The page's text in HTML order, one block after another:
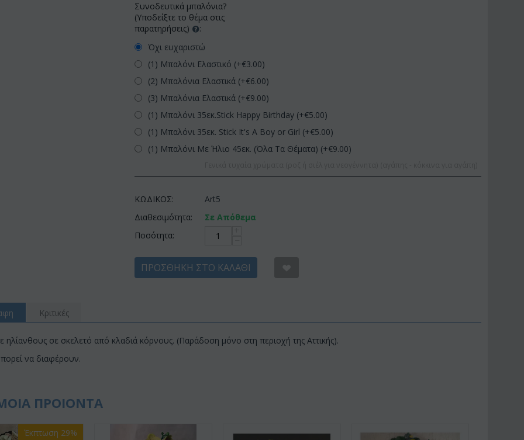
Συνοδευτικά μπαλόνια?
(Υποδείξτε το θέμα στις
παρατηρήσεις)
:
Όχι ευχαριστώ
(1) Μπαλόνι Ελαστικό (+€3.00)
(2) Μπαλόνια Ελαστικά (+€6.00)
(3) Μπαλόνια Ελαστικά (+€9.00)
(1) Μπαλόνι 35εκ.Stick Happy Birthday (+€5.00)
(1) Μπαλόνι 35εκ. Stick It's A Boy or Girl (+€5.00)
(1) Μπαλόνι Με Ήλιο 45εκ. (Όλα Τα Θέματα) (+€9.00)
ΚΩΔΙΚΟΣ:
Art5
Διαθεσιμότητα:
Σε Απόθεμα
Ποσότητα:
ΠΡΟΣΘΉΚΗ ΣΤΟ ΚΑΛΆΘΙ
Κριτικές
ηλίανθους σε σκελετό από κλαδιά κόρνους. (Παράδοση μόνο στη περιοχή της Αττικής).
να διαφέρουν.
ΠΡΟΙΟΝΤΑ
Έκπτωση 29%